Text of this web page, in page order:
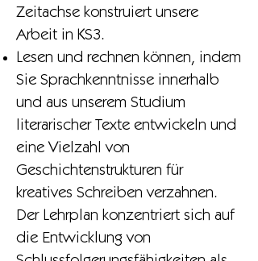
Zeitachse konstruiert unsere
Arbeit in KS3.
Lesen und rechnen können, indem
Sie Sprachkenntnisse innerhalb
und aus unserem Studium
literarischer Texte entwickeln und
eine Vielzahl von
Geschichtenstrukturen für
kreatives Schreiben verzahnen.
Der Lehrplan konzentriert sich auf
die Entwicklung von